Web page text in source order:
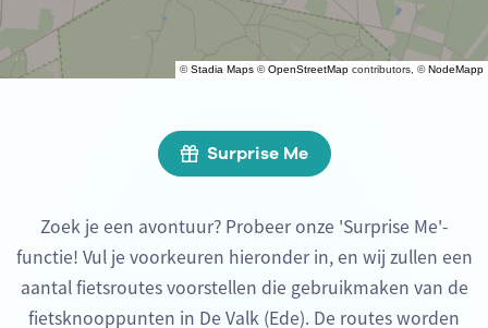
©Stadia Maps ©OpenStreetMap contributors, ©NodeMapp
Surprise Me
Zoek je een avontuur? Probeer onze 'Surprise Me'-
functie! Vul je voorkeuren hieronder in, en wij zullen een
aantal fietsroutes voorstellen die gebruikmaken van de
fietsknooppunten in De Valk (Ede). De routes worden